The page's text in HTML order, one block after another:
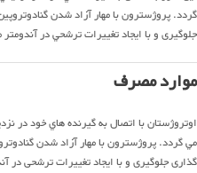
گردد. پروژسترون با مهار آزاد شدن
جلوگيری و با ايجاد تغييرات ترشحي در
موارد مصرف
اوتروژستان با اتصال به گيرنده هاي خود
مي گردد. پروژسترون با مهار آزاد شدن
گذاری جلوگيری و با ايجاد تغييرات ترشحی در